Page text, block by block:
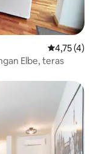
Nilai rata-
4,75 (4)
Penthouse eksklusif 122m², pemandangan Elbe, teras